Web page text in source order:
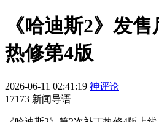
《哈迪斯2》发
热修第4版
2026-06-11 02:41:19 神评论
17173 新闻导语